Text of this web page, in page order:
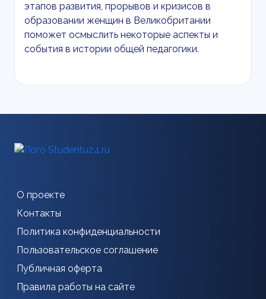
этапов развития, прорывов и кризисов в
образовании женщин в Великобритании
поможет осмыслить некоторые аспекты и
события в истории общей педагогики.
О проекте
Контакты
Политика конфиденциальности
Пользовательское соглашение
Публичная оферта
Правила работы на сайте